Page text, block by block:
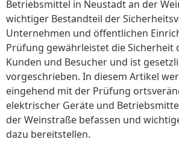
Betriebsmittel in Neustadt an der
wichtiger Bestandteil der
Unternehmen und öffentlichen
Prüfung gewährleistet die Sicherheit
Kunden und Besucher und ist
vorgeschrieben. In diesem Artikel
eingehend mit der Prüfung
elektrischer Geräte und
der Weinstraße befassen und
dazu bereitstellen.